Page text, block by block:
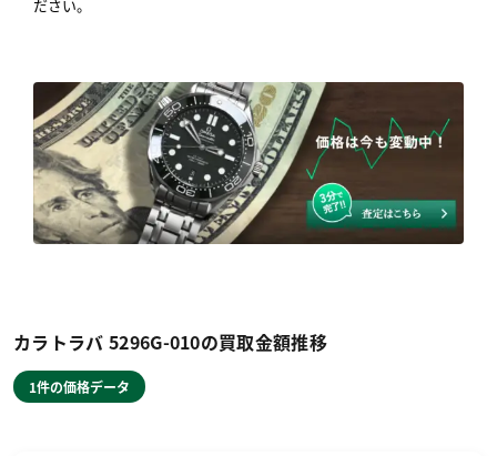
ださい。
カラトラバ 5296G-010の買取金額推移
1件の価格データ